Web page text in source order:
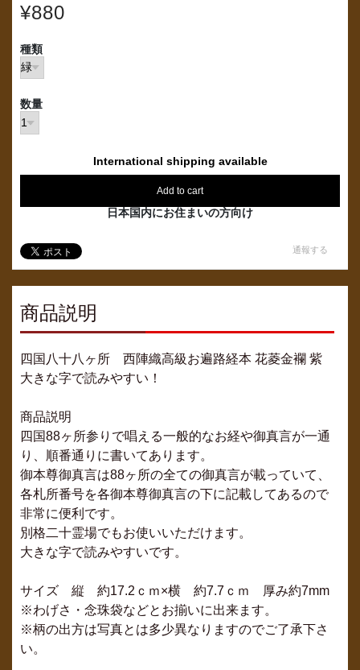
¥880
種類
数量
International shipping available
Add to cart
日本国内にお住まいの方向け
通報する
商品説明
四国八十八ヶ所 西陣織高級お遍路経本 花菱金襴 紫
大きな字で読みやすい！
商品説明
四国88ヶ所参りで唱える一般的なお経や御真言が一通
り、順番通りに書いてあります。
御本尊御真言は88ヶ所の全ての御真言が載っていて、
各札所番号を各御本尊御真言の下に記載してあるので
非常に便利です。
別格二十霊場でもお使いいただけます。
大きな字で読みやすいです。
サイズ 縦 約17.2ｃｍ×横 約7.7ｃｍ 厚み約7mm
※わげさ・念珠袋などとお揃いに出来ます。
※柄の出方は写真とは多少異なりますのでご了承下さ
い。